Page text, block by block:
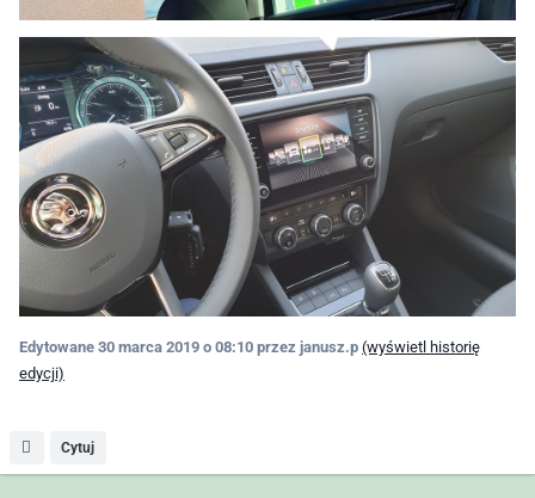
Edytowane 30 marca 2019 o 08:10 przez janusz.p (wyświetl historię
edycji)
Cytuj